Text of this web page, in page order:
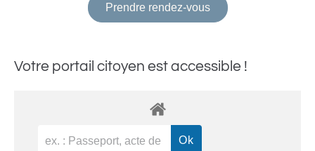
Prendre rendez-vous
Votre portail citoyen est accessible !